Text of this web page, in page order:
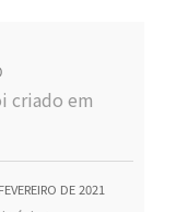
criado em
DE 2021